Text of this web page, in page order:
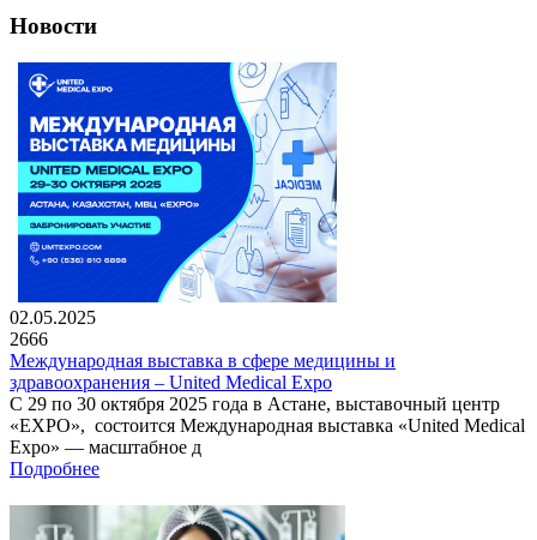
Новости
02.05.2025
2666
Международная выставка в сфере медицины и
здравоохранения – United Medical Expo
С 29 по 30 октября 2025 года в Астане, выставочный центр
«EXPO», состоится Международная выставка «United Medical
Expo» — масштабное д
Подробнее